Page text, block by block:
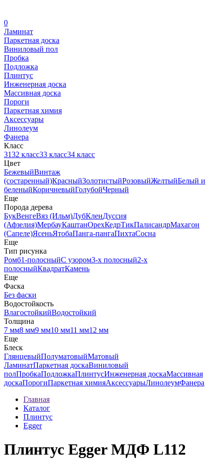
0
Ламинат
Паркетная доска
Виниловый пол
Пробка
Подложка
Плинтус
Инженерная доска
Массивная доска
Пороги
Паркетная химия
Аксессуары
Линолеум
Фанера
Класс
3132 класс33 класс34 класс
Цвет
БежевыйВинтаж
(состаренный)КрасныйЗолотистыйРозовыйЖелтыйБелый и
беленыйКоричневыйГолубойЧерный
Еще
Порода дерева
БукВенгеВяз (Ильм)ДубКленДуссия
(Афзелия)МербауКаштанОрехКедрТикПалисандрМахагон
(Сапеле)ЯсеньЯтобаПанга-пангаПихтаСосна
Еще
Тип рисунка
Ромб1-полосныйС узором3-х полосный2-х
полосныйКвадратКамень
Еще
Фаска
Без фаски
Водостойкость
ВлагостойкийВодостойкий
Толщина
7 мм8 мм9 мм10 мм11 мм12 мм
Еще
Блеск
ГлянцевыйПолуматовыйМатовый
ЛаминатПаркетная доскаВиниловый
полПробкаПодложкаПлинтусИнженерная доскаМассивная
доскаПорогиПаркетная химияАксессуарыЛинолеумФанера
Главная
Каталог
Плинтус
Egger
Плинтус Egger МДФ L112